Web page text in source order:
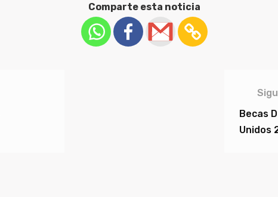
Comparte esta noticia
Becas
Unidos